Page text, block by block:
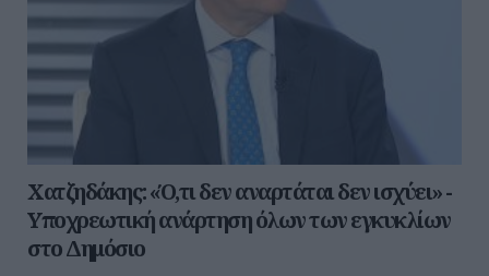
Χατζηδάκης: «Ό,τι δεν αναρτάται δεν ισχύει» -
Υποχρεωτική ανάρτηση όλων των εγκυκλίων
στο Δημόσιο